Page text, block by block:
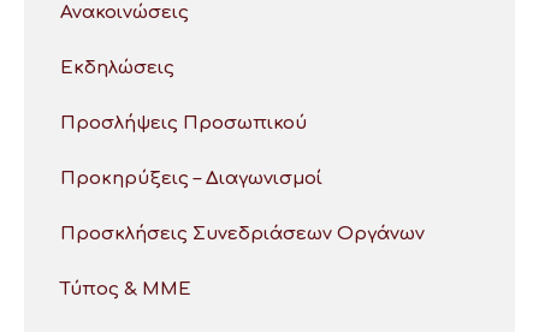
Ανακοινώσεις
Εκδηλώσεις
Προσλήψεις Προσωπικού
Προκηρύξεις – Διαγωνισμοί
Προσκλήσεις Συνεδριάσεων Οργάνων
Τύπος & ΜΜΕ